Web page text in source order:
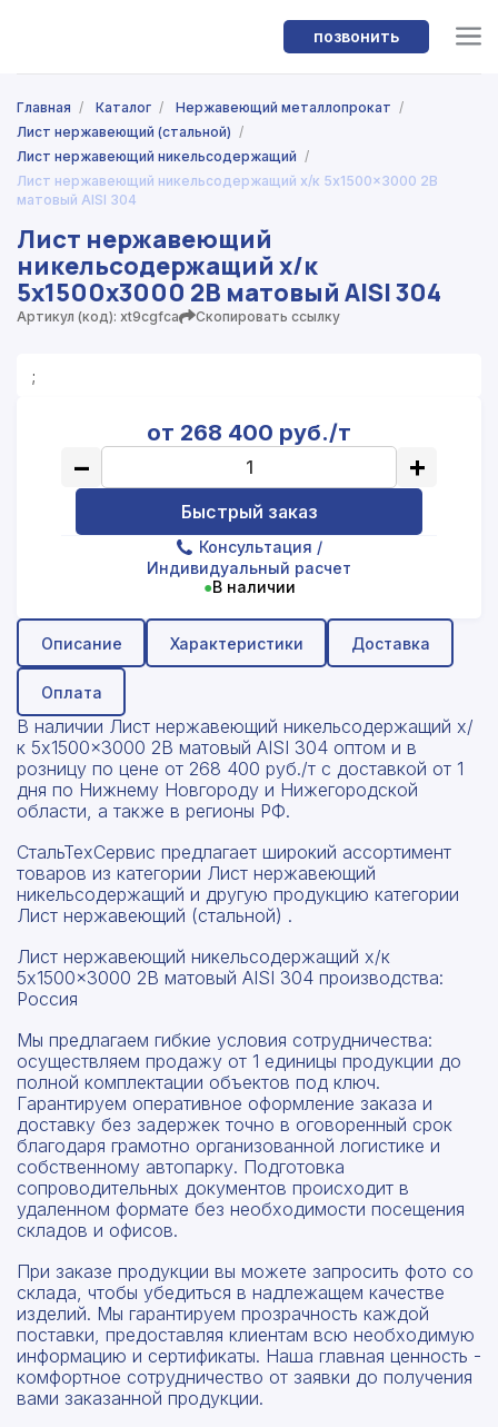
позвонить
Главная / Каталог / Нержавеющий металлопрокат /
Лист нержавеющий (стальной) /
Лист нержавеющий никельсодержащий /
Лист нержавеющий никельсодержащий х/к 5x1500x3000 2B
матовый AISI 304
Лист нержавеющий
никельсодержащий х/к
5x1500x3000 2B матовый AISI 304
Артикул (код): xt9cgfca Скопировать ссылку
;
от 268 400 руб./т
− +
Быстрый заказ
Консультация /
Индивидуальный расчет
●В наличии
Описание Характеристики Доставка
Оплата
В наличии Лист нержавеющий никельсодержащий х/
к 5x1500x3000 2B матовый AISI 304 оптом и в
розницу по цене от 268 400 руб./т с доставкой от 1
дня по Нижнему Новгороду и Нижегородской
области, а также в регионы РФ.
СтальТехСервис предлагает широкий ассортимент
товаров из категории Лист нержавеющий
никельсодержащий и другую продукцию категории
Лист нержавеющий (стальной) .
Лист нержавеющий никельсодержащий х/к
5x1500x3000 2B матовый AISI 304 производства:
Россия
Мы предлагаем гибкие условия сотрудничества:
осуществляем продажу от 1 единицы продукции до
полной комплектации объектов под ключ.
Гарантируем оперативное оформление заказа и
доставку без задержек точно в оговоренный срок
благодаря грамотно организованной логистике и
собственному автопарку. Подготовка
сопроводительных документов происходит в
удаленном формате без необходимости посещения
складов и офисов.
При заказе продукции вы можете запросить фото со
склада, чтобы убедиться в надлежащем качестве
изделий. Мы гарантируем прозрачность каждой
поставки, предоставляя клиентам всю необходимую
информацию и сертификаты. Наша главная ценность -
комфортное сотрудничество от заявки до получения
вами заказанной продукции.